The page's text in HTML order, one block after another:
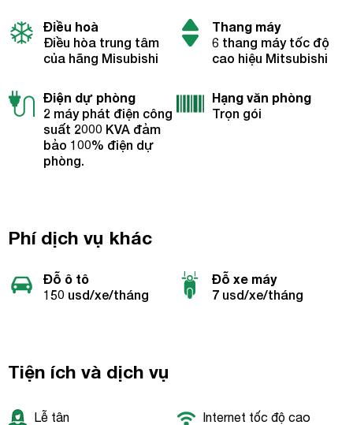
Điều hoà
Điều hòa trung tâm
của hãng Misubishi
Thang máy
6 thang máy tốc độ
cao hiệu Mitsubishi
Điện dự phòng
2 máy phát điện công
suất 2000 KVA đảm
bảo 100% điện dự
phòng.
Hạng văn phòng
Trọn gói
Phí dịch vụ khác
Đỗ ô tô
150 usd/xe/tháng
Đỗ xe máy
7 usd/xe/tháng
Tiện ích và dịch vụ
Lễ tân Internet tốc độ cao